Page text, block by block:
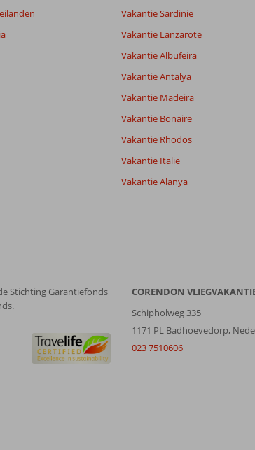
datum (nieuw > oud)
Vakantie Sardinië
Vakantie Lanzarote
Vakantie Albufeira
Vakantie Antalya
Vakantie Madeira
Vakantie Bonaire
Vakantie Rhodos
Vakantie Italië
Vakantie Alanya
Stichting Garantiefonds
CORENDON
Schipholweg 335
1171 PL Badhoevedorp,
023 7510606